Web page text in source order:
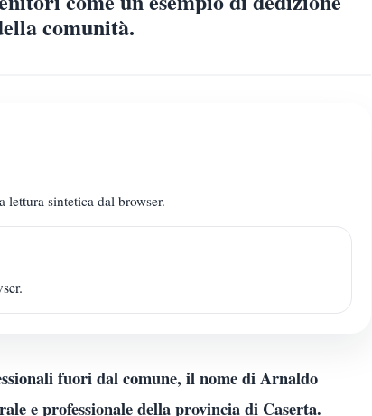
comunità.
sintetica dal browser.
fuori dal comune, il nome di Arnaldo
e professionale della provincia di Caserta.